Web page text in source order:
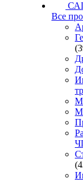
Все